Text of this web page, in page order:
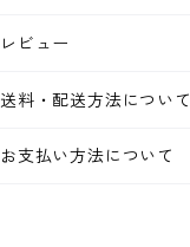
レビュー
送料・配送方法について
お支払い方法について